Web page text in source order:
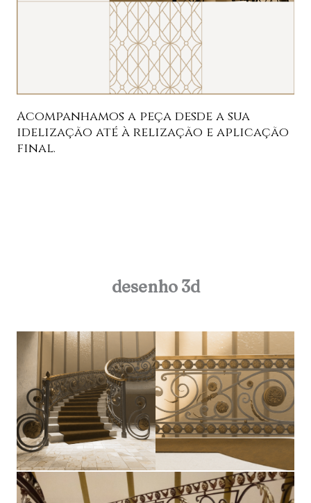
Acompanhamos a peça desde a sua
idelização até à relização e aplicação
final.
desenho 3d